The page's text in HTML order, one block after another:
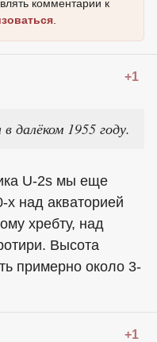
комментарии к
+1
далёком 1955 году.
U-2s мы еще
над акваторией
хребту, над
Высота
примерно около 3-
+1